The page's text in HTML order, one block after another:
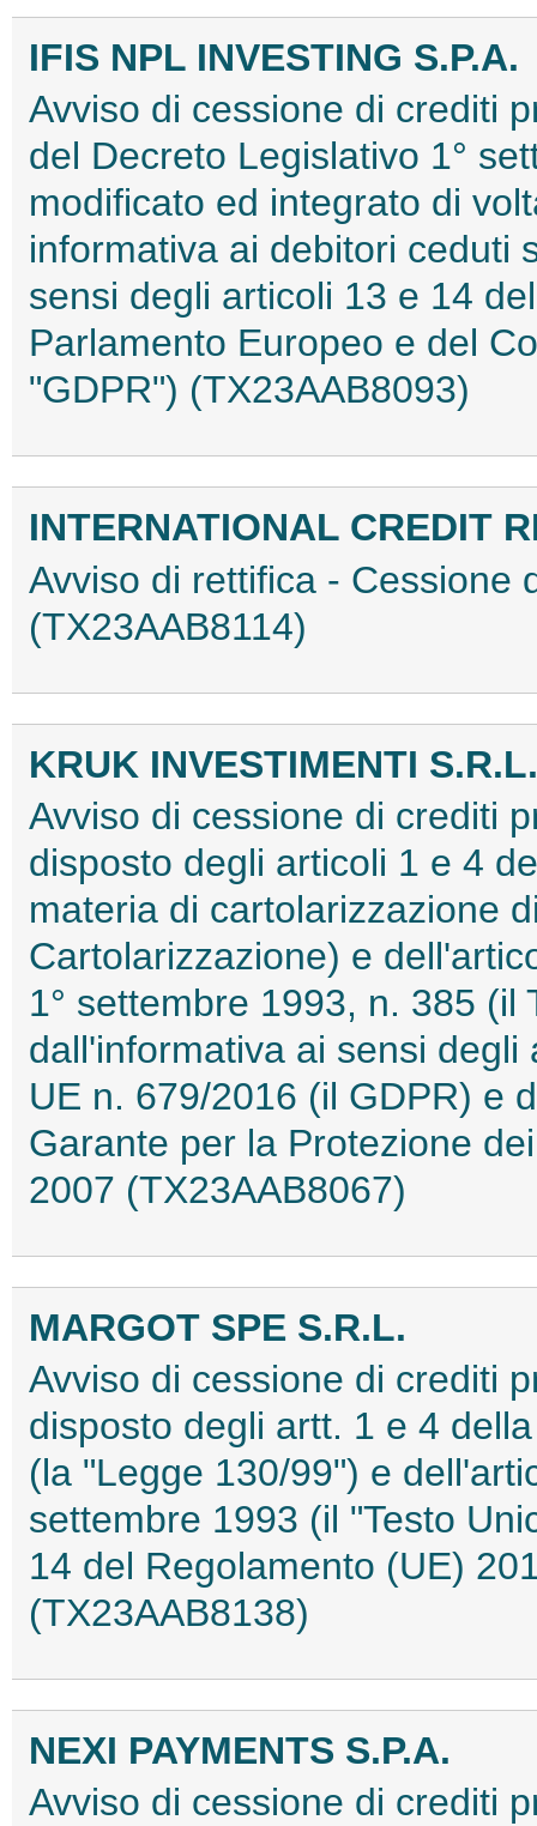
IFIS NPL INVESTING S.P.A.
Avviso di cessione di crediti
del Decreto Legislativo 1°
modificato ed integrato di
informativa ai debitori ceduti
sensi degli articoli 13 e 14
Parlamento Europeo e del
"GDPR") (TX23AAB8093)
INTERNATIONAL CREDIT
Avviso di rettifica - Cessione
(TX23AAB8114)
KRUK INVESTIMENTI S.R.L.
Avviso di cessione di crediti
disposto degli articoli 1 e 4
materia di cartolarizzazione
Cartolarizzazione) e
1° settembre 1993, n. 385
dall'informativa ai sensi
UE n. 679/2016 (il GDPR) e
Garante per la Protezione
2007 (TX23AAB8067)
MARGOT SPE S.R.L.
Avviso di cessione di crediti
disposto degli artt. 1 e 4
(la "Legge 130/99") e
settembre 1993 (il "Testo
14 del Regolamento (UE)
(TX23AAB8138)
NEXI PAYMENTS S.P.A.
Avviso di cessione di crediti